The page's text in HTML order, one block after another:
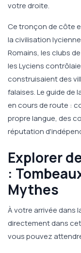
votre droite.
Ce tronçon de côte
la civilisation
Romains, les clubs
les Lyciens
construisaient des
falaises. Le guide de
en cours de route :
propre langue, des
réputation
Explorer
:
Mythes
À votre arrivée dans
directement dans
vous pouvez